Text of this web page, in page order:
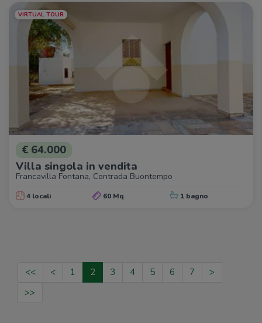
VIRTUAL TOUR
€ 64.000
Villa singola in vendita
Francavilla Fontana, Contrada Buontempo
4 locali 60 Mq 1 bagno
<< < 1 2 3 4 5 6 7
>
>>